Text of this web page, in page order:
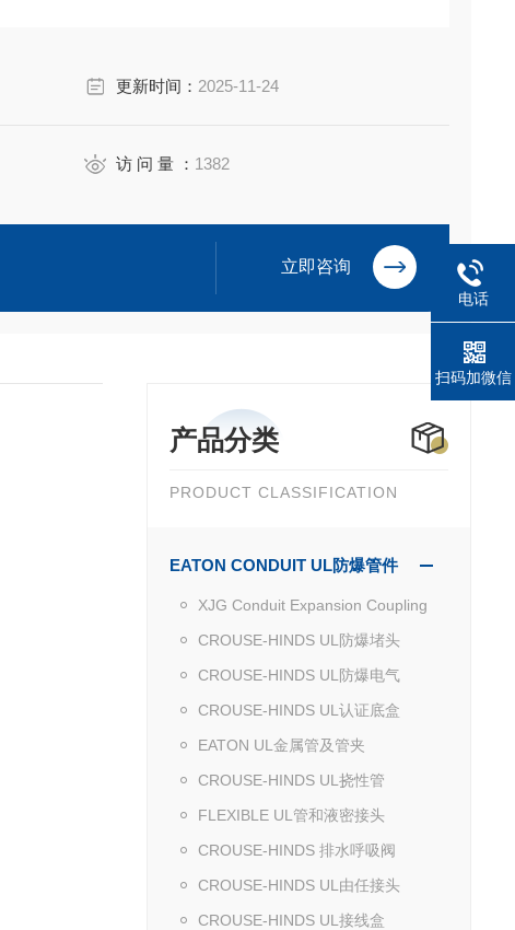
更新时间： 2025-11-24
访 问 量 ： 1382
立即咨询
产品分类
PRODUCT CLASSIFICATION
EATON CONDUIT UL防爆管件
XJG Conduit Expansion Coupling
CROUSE-HINDS UL防爆堵头
CROUSE-HINDS UL防爆电气
CROUSE-HINDS UL认证底盒
EATON UL金属管及管夹
CROUSE-HINDS UL挠性管
FLEXIBLE UL管和液密接头
CROUSE-HINDS 排水呼吸阀
CROUSE-HINDS UL由任接头
CROUSE-HINDS UL接线盒
电话
扫码加微信